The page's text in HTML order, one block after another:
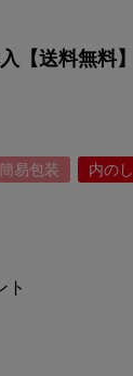
【送料無料】
簡易包装
内のし
ト